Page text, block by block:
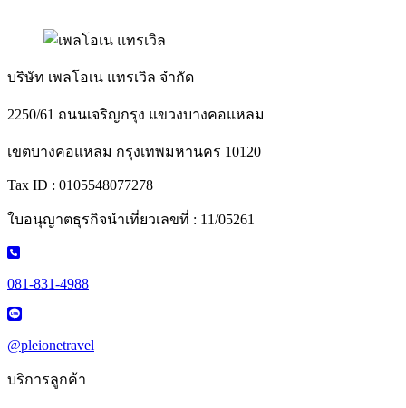
บริษัท เพลโอเน แทรเวิล จำกัด
2250/61 ถนนเจริญกรุง แขวงบางคอแหลม
เขตบางคอแหลม กรุงเทพมหานคร 10120
Tax ID : 0105548077278
ใบอนุญาตธุรกิจนำเที่ยวเลขที่ : 11/05261
081-831-4988
@pleionetravel
บริการลูกค้า